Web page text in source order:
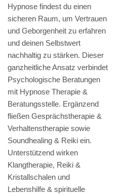
Hypnose findest du einen
sicheren Raum, um Vertrauen
und Geborgenheit zu erfahren
und deinen Selbstwert
nachhaltig zu stärken. Dieser
ganzheitliche Ansatz verbindet
Psychologische Beratungen
mit Hypnose Therapie &
Beratungsstelle. Ergänzend
fließen Gesprächstherapie &
Verhaltenstherapie sowie
Soundhealing & Reiki ein.
Unterstützend wirken
Klangtherapie, Reiki &
Kristallschalen und
Lebenshilfe & spirituelle